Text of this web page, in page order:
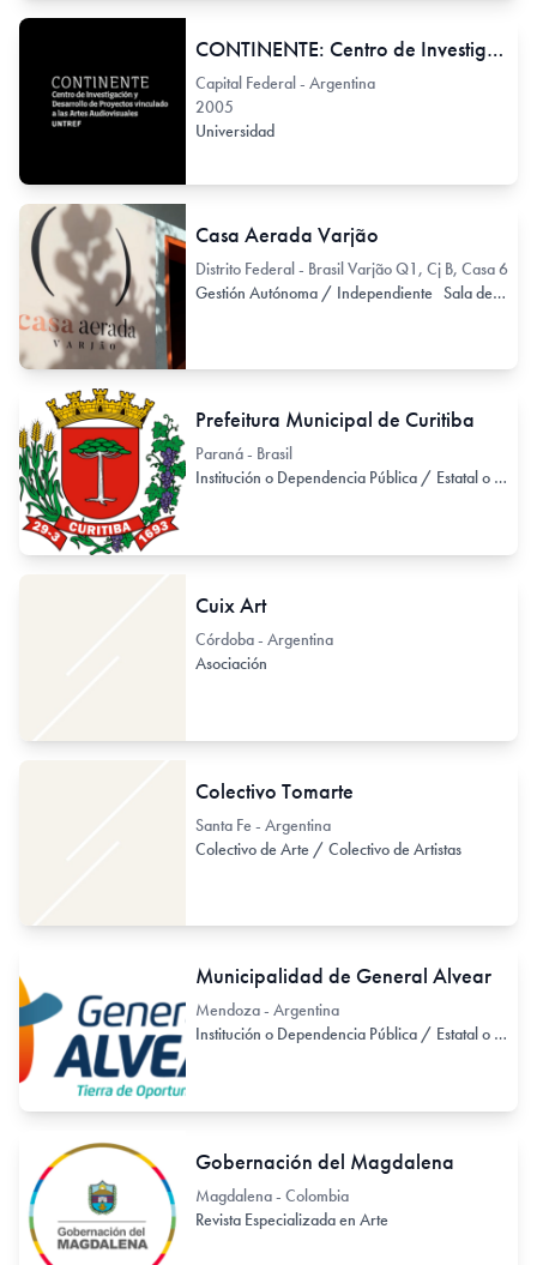
CONTINENTE: Centro de Investigación y Desarrollo de Proyectos Vinculados a las Artes Audiovisuales
Capital Federal - Argentina
2005
Universidad
Casa Aerada Varjão
Distrito Federal - Brasil Varjão Q1, Cj B, Casa 6
Gestión Autónoma / Independiente Sala de Exhibición
Prefeitura Municipal de Curitiba
Paraná - Brasil
Institución o Dependencia Pública / Estatal o Provincial
Cuix Art
Córdoba - Argentina
Asociación
Colectivo Tomarte
Santa Fe - Argentina
Colectivo de Arte / Colectivo de Artistas
Municipalidad de General Alvear
Mendoza - Argentina
Institución o Dependencia Pública / Estatal o Provincial
Gobernación del Magdalena
Magdalena - Colombia
Revista Especializada en Arte